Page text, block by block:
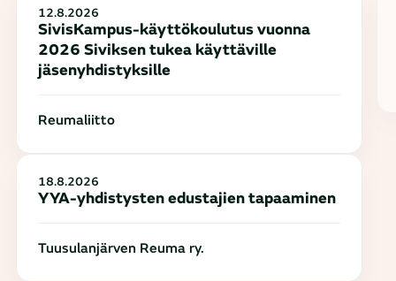
12.8.2026
SivisKampus-käyttökoulutus vuonna
2026 Siviksen tukea käyttäville
jäsenyhdistyksille
Reumaliitto
18.8.2026
YYA-yhdistysten edustajien tapaaminen
Tuusulanjärven Reuma ry.